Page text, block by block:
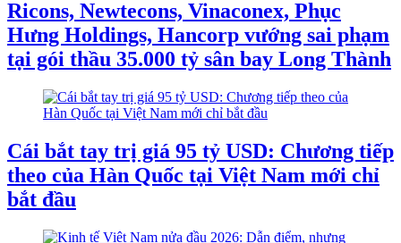
Ricons, Newtecons, Vinaconex, Phục
Hưng Holdings, Hancorp vướng sai phạm
tại gói thầu 35.000 tỷ sân bay Long Thành
Cái bắt tay trị giá 95 tỷ USD: Chương tiếp
theo của Hàn Quốc tại Việt Nam mới chỉ
bắt đầu